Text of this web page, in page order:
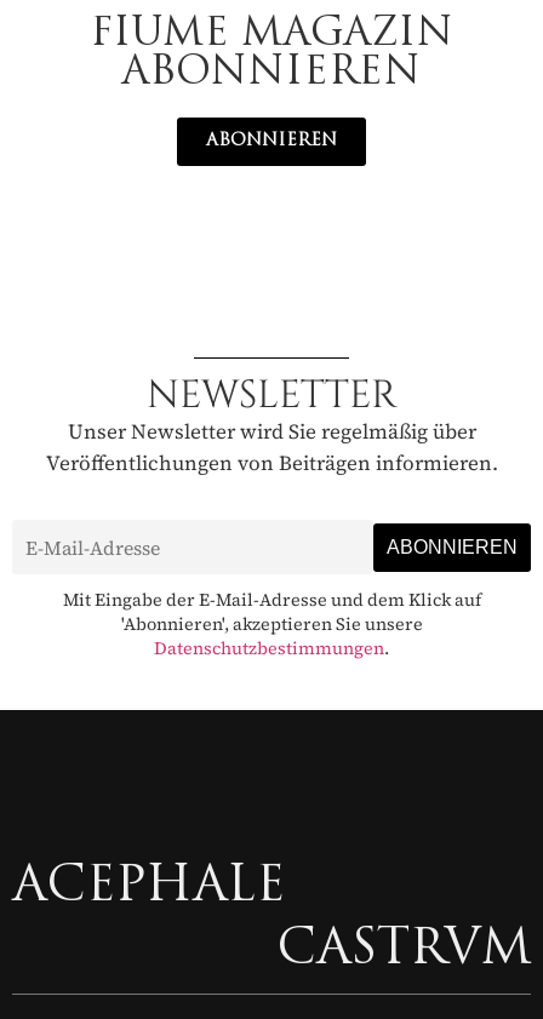
FIUME MAGAZIN
ABONNIEREN
ABONNIEREN
NEWSLETTER
Unser Newsletter wird Sie regelmäßig über
Veröffentlichungen von Beiträgen informieren.
Mit Eingabe der E-Mail-Adresse und dem Klick auf
'Abonnieren', akzeptieren Sie unsere
Datenschutzbestimmungen.
ACEPHALE
CASTRVM